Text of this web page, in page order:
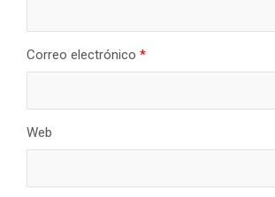
Correo electrónico *
Web